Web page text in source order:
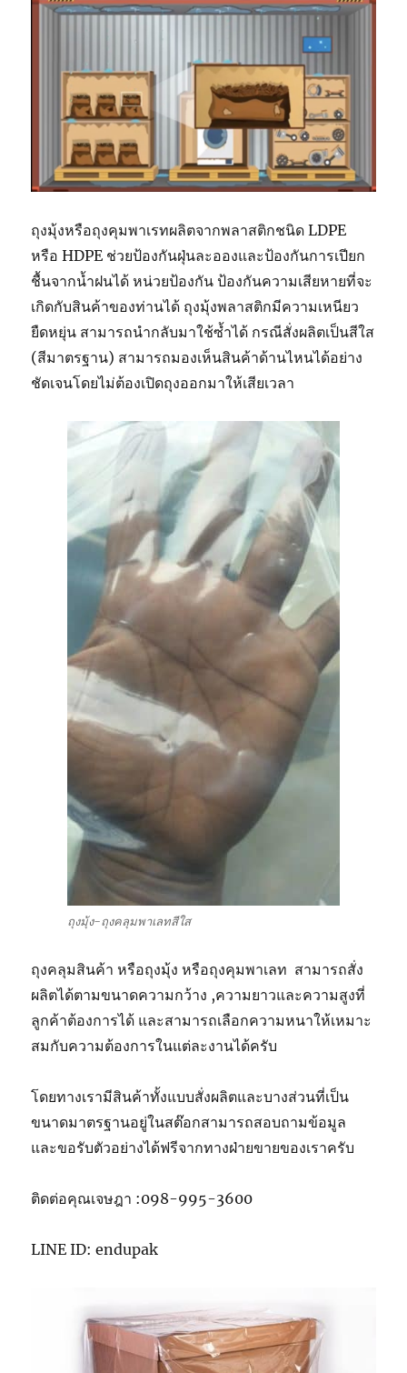
ถุงมุ้งหรือถุงคุมพาเรทผลิตจากพลาสติกชนิด LDPE
หรือ HDPE ช่วยป้องกันฝุ่นละอองและป้องกันการเปียก
ชื้นจากน้ำฝนได้ หน่วยป้องกัน ป้องกันความเสียหายที่จะ
เกิดกับสินค้าของท่านได้ ถุงมุ้งพลาสติกมีความเหนียว
ยืดหยุ่น สามารถนำกลับมาใช้ซ้ำได้ กรณีสั่งผลิตเป็นสีใส
(สีมาตรฐาน) สามารถมองเห็นสินค้าด้านไหนได้อย่าง
ชัดเจนโดยไม่ต้องเปิดถุงออกมาให้เสียเวลา
ถุงมุ้ง-ถุงคลุมพาเลทสีใส
ถุงคลุมสินค้า หรือถุงมุ้ง หรือถุงคุมพาเลท สามารถสั่ง
ผลิตได้ตามขนาดความกว้าง ,ความยาวและความสูงที่
ลูกค้าต้องการได้ และสามารถเลือกความหนาให้เหมาะ
สมกับความต้องการในแต่ละงานได้ครับ
โดยทางเรามีสินค้าทั้งแบบสั่งผลิตและบางส่วนที่เป็น
ขนาดมาตรฐานอยู่ในสต๊อกสามารถสอบถามข้อมูล
และขอรับตัวอย่างได้ฟรีจากทางฝ่ายขายของเราครับ
ติดต่อคุณเจษฎา :098-995-3600
LINE ID: endupak